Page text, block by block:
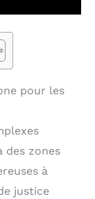
pour les
des zones
à
justice